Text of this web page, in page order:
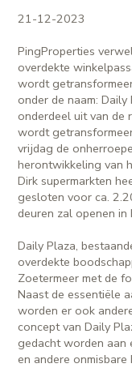
21-12-2023
PingProperties
overdekte
wordt
onder de naam:
onderdeel uit van de
wordt
vrijdag de
herontwikkeling van
Dirk supermarkten
gesloten voor ca.
deuren zal openen
Daily Plaza,
overdekte
Zoetermeer met de
Naast de essentiële
worden er ook
concept van Daily
gedacht worden aan
en andere onmisbare